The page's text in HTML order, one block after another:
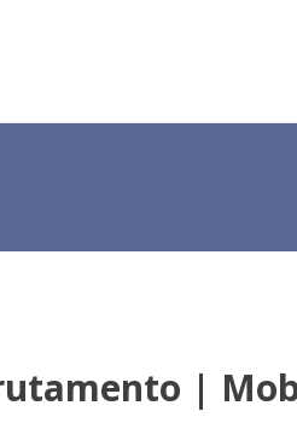
|